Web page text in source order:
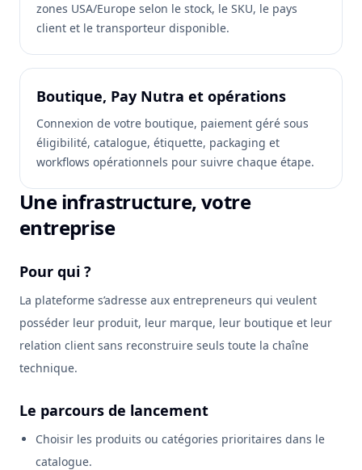
zones USA/Europe selon le stock, le SKU, le pays
client et le transporteur disponible.
Boutique, Pay Nutra et opérations
Connexion de votre boutique, paiement géré sous
éligibilité, catalogue, étiquette, packaging et
workflows opérationnels pour suivre chaque étape.
Une infrastructure, votre
entreprise
Pour qui ?
La plateforme s’adresse aux entrepreneurs qui veulent
posséder leur produit, leur marque, leur boutique et leur
relation client sans reconstruire seuls toute la chaîne
technique.
Le parcours de lancement
Choisir les produits ou catégories prioritaires dans le
catalogue.